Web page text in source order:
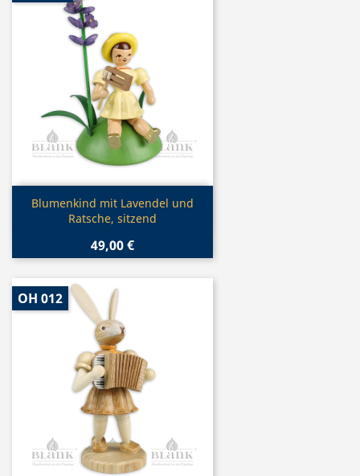
Vorschau
Blumenkind mit Lavendel und
Ratsche, sitzend
49,00 €
OH 012